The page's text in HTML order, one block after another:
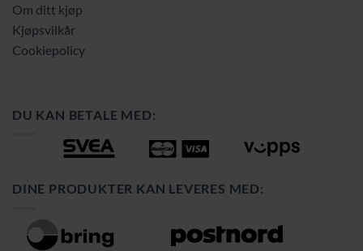
Om ditt kjøp
Kjøpsvilkår
Cookiepolicy
DU KAN BETALE MED:
DINE PRODUKTER KAN LEVERES MED: